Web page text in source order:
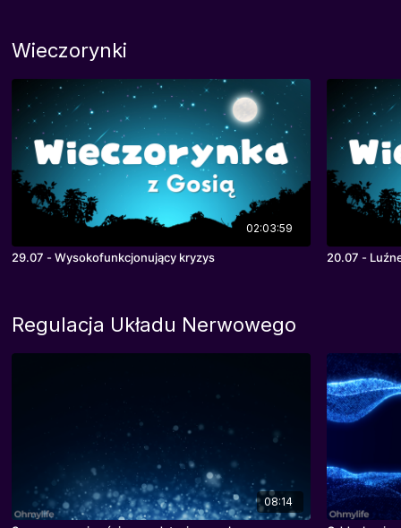
Wieczorynki
02:03:59
29.07 - Wysokofunkcjonujący kryzys 20.07 -
Regulacja Układu Nerwowego
08:14